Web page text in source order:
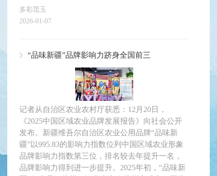
多彩昆玉
2026-01-07
“品味新疆”品牌影响力跻身全国前三
记者从自治区农业农村厅获悉：12月20日，
《2025中国区域农业品牌发展报告》向社会公开
发布。新疆维吾尔自治区农业公用品牌“品味新
疆”以995.83的影响力指数位列中国区域农业形象
品牌影响力指数第三位，排名较去年提升一名，
品牌影响力得到进一步提升。2025年初，“品味新